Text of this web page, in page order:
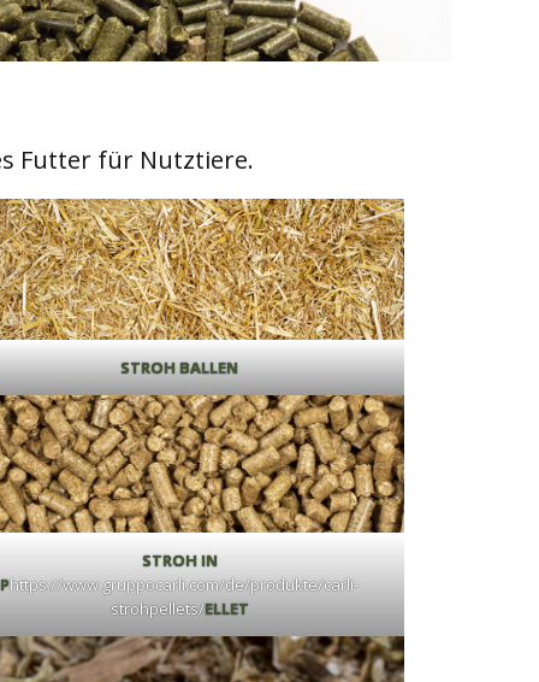
Futter für Nutztiere.
STROH BALLEN
STROH IN
Phttps://www.gruppocarli.com/de/produkte/carli-
strohpellets/ELLET